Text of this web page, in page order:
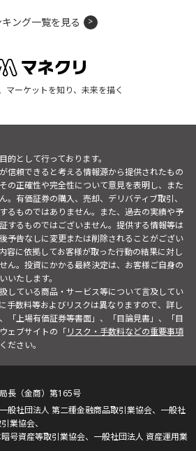
ング一覧を見る
マーケットを知り、未来を描く
として行っております。
信頼できると考える情報源から提供されたもの
の正確性や完全性について意見を表明し、また
。有価証券の購入、売却、デリバティブ取引、
るものではありません。また、過去の実績や予
するものではございません。提供する情報等は
予告なしに変更または削除されることがござい
容に依拠してお客様が取った行動の結果に対し
ん。投資にかかる最終決定は、お客様ご自身の
いたします。
している商品・サービス等について言及してい
手数料等およびリスクは異なりますので、詳し
「上場有価証券等書面」、「目論見書」、「目
ェブサイトの「リスク・手数料などの重要事項
ださい。
長（金商）第165号
般社団法人 第二種金融商品取引業協会、一般社
業協会、
号資産等取引業協会、一般社団法人 資産運用業